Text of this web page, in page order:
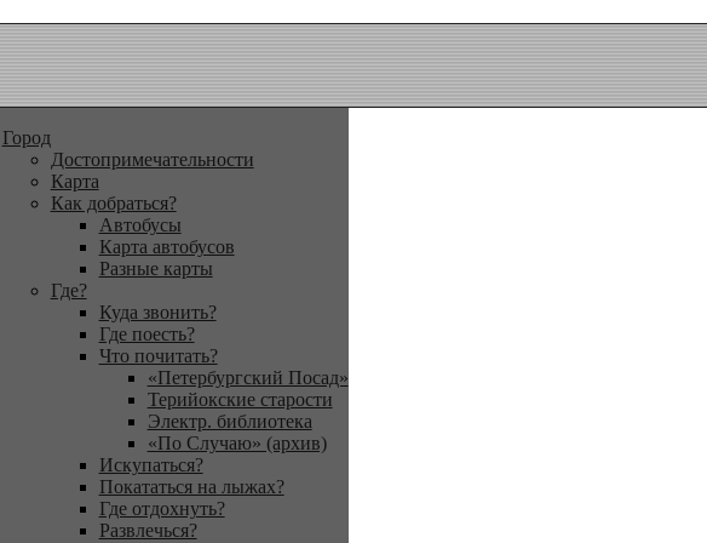
Город
Достопримечательности
Карта
Как добраться?
Автобусы
Карта автобусов
Разные карты
Где?
Куда звонить?
Где поесть?
Что почитать?
«Петербургский Посад»
Терийокские старости
Электр. библиотека
«По Случаю» (архив)
Искупаться?
Покататься на лыжах?
Где отдохнуть?
Развлечься?